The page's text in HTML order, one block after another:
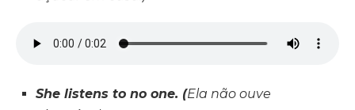
She listens to no one. (Ela não ouve